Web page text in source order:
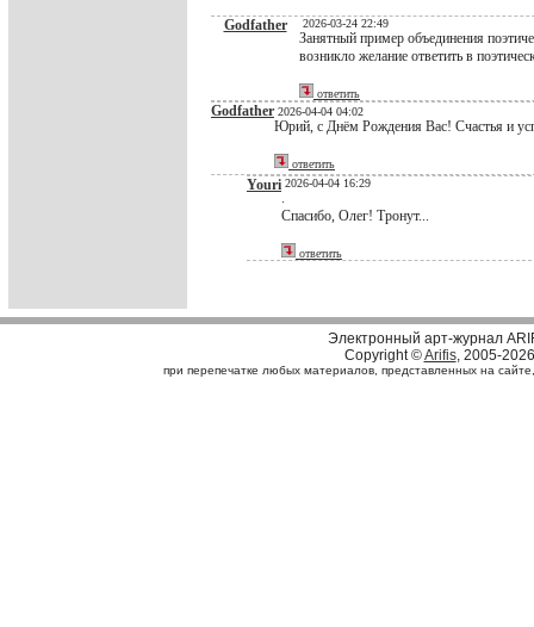
Godfather 2026-03-24 22:49
Занятный пример объединения
возникло желание ответить в
ответить
Godfather 2026-04-04 04:02
Юрий, с Днём Рождения Вас! Счастья и
ответить
Youri 2026-04-04 16:29
.
Спасибо, Олег! Тронут...
ответить
Электронный арт-журнал
Copyright ©Arifis, 2005-2026
при перепечатке любых материалов, представленных на